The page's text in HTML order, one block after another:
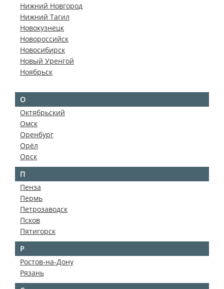
Нижний Новгород
Нижний Тагил
Новокузнецк
Новороссийск
Новосибирск
Новый Уренгой
Ноябрьск
О
Октябрьский
Омск
Оренбург
Орёл
Орск
П
Пенза
Пермь
Петрозаводск
Псков
Пятигорск
Р
Ростов-на-Дону
Рязань